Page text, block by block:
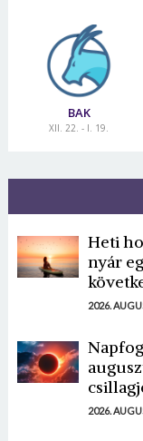
BAK
XII. 22. - I. 19.
Heti
nyár
2026.
2026.